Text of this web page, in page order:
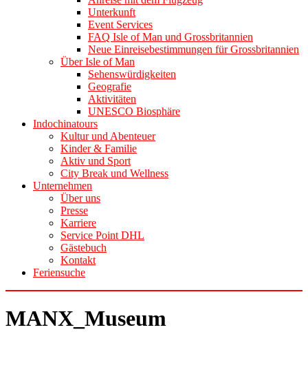
Unterkunft
Event Services
FAQ Isle of Man und Grossbritannien
Neue Einreisebestimmungen für Grossbritannien
Über Isle of Man
Sehenswürdigkeiten
Geografie
Aktivitäten
UNESCO Biosphäre
Indochinatours
Kultur und Abenteuer
Kinder & Familie
Aktiv und Sport
City Break und Wellness
Unternehmen
Über uns
Presse
Karriere
Service Point DHL
Gästebuch
Kontakt
Feriensuche
MANX_Museum